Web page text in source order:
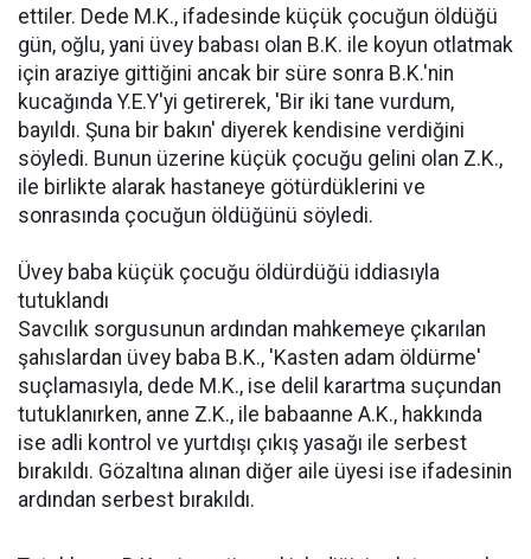
ettiler. Dede M.K., ifadesinde küçük çocuğun öldüğü
gün, oğlu, yani üvey babası olan B.K. ile koyun otlatmak
için araziye gittiğini ancak bir süre sonra B.K.'nin
kucağında Y.E.Y'yi getirerek, 'Bir iki tane vurdum,
bayıldı. Şuna bir bakın' diyerek kendisine verdiğini
söyledi. Bunun üzerine küçük çocuğu gelini olan Z.K.,
ile birlikte alarak hastaneye götürdüklerini ve
sonrasında çocuğun öldüğünü söyledi.
Üvey baba küçük çocuğu öldürdüğü iddiasıyla
tutuklandı
Savcılık sorgusunun ardından mahkemeye çıkarılan
şahıslardan üvey baba B.K., 'Kasten adam öldürme'
suçlamasıyla, dede M.K., ise delil karartma suçundan
tutuklanırken, anne Z.K., ile babaanne A.K., hakkında
ise adli kontrol ve yurtdışı çıkış yasağı ile serbest
bırakıldı. Gözaltına alınan diğer aile üyesi ise ifadesinin
ardından serbest bırakıldı.